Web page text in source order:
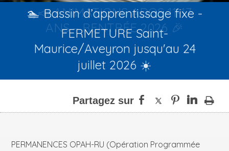
🏊 Bassin d’apprentissage fixe -
FERMETURE Saint-
Maurice/Aveyron jusqu'au 24
juillet 2026 ☀️
PERMANENCES OPAH-RU (Opération Programmée